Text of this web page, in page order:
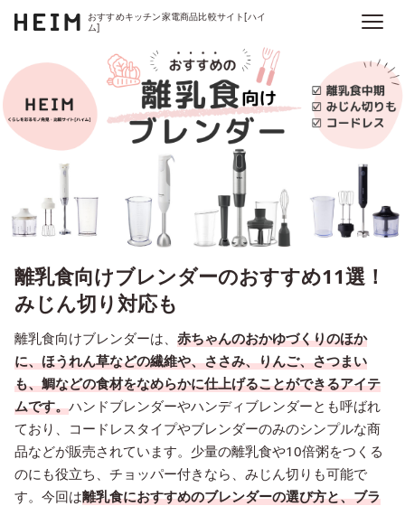
おすすめキッチン家電商品比較サイト[ハイ
ム]
離乳食向けブレンダーのおすすめ11選！
みじん切り対応も
離乳食向けブレンダーは、 赤ちゃんのおかゆづくりのほか
に、ほうれん草などの繊維や、ささみ、りんご、さつまい
も、鯛などの食材をなめらかに仕上げることができるアイテ
ムです。ハンドブレンダーやハンディブレンダーとも呼ばれ
ており、コードレスタイプやブレンダーのみのシンプルな商
品などが販売されています。少量の離乳食や10倍粥をつくる
のにも役立ち、チョッパー付きなら、みじん切りも可能で
す。今回は離乳食におすすめのブレンダーの選び方と、ブラ